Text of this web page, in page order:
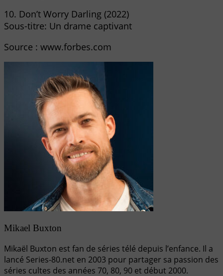
10. Don’t Worry Darling (2022)
Sous-titre: Un drame captivant
Source : www.forbes.com
Mikael Buxton
Mikaël Buxton est fan de séries télé depuis l’enfance. Il a
lancé Series-80.net en 2003 pour partager sa passion des
séries cultes des années 70, 80, 90 et début 2000.